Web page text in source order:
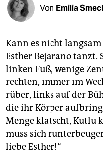
shop
fragen & hilfe
unterstützen
abo
genossenschaft
epaper login
Von Emilia
Kann es nicht
Esther Bejarano tanzt.
linken Fuß, wenige
rechten, immer im
rüber, links auf der
die ihr Körper
Menge klatscht, Kutlu
muss sich
liebe Esther!“